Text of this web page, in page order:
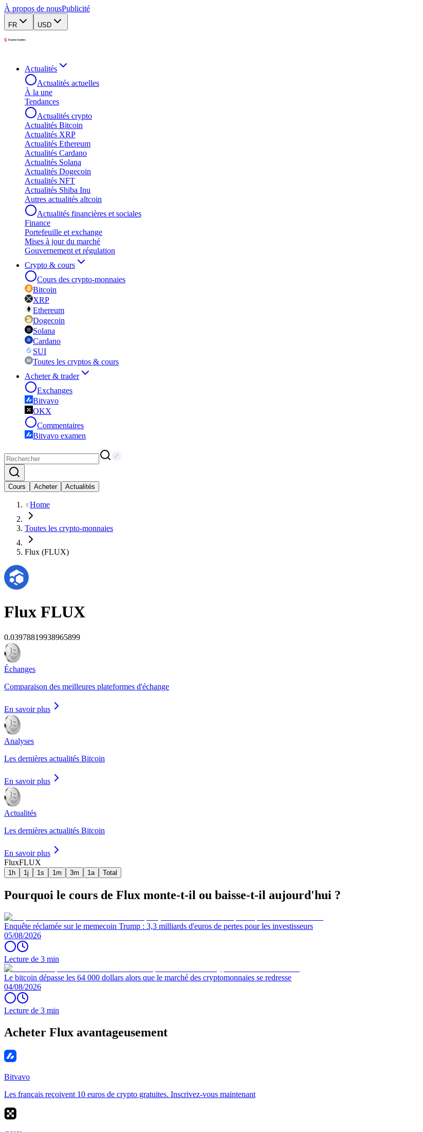
À propos de nousPublicité
FR USD
Actualités
Actualités actuelles
À la une
Tendances
Actualités crypto
Actualités Bitcoin
Actualités XRP
Actualités Ethereum
Actualités Cardano
Actualités Solana
Actualités Dogecoin
Actualités NFT
Actualités Shiba Inu
Autres actualités altcoin
Actualités financières et sociales
Finance
Portefeuille et exchange
Mises à jour du marché
Gouvernement et régulation
Crypto & cours
Cours des crypto-monnaies
Bitcoin
XRP
Ethereum
Dogecoin
Solana
Cardano
SUI
Toutes les cryptos & cours
Acheter & trader
Exchanges
Bitvavo
OKX
Commentaires
Bitvavo examen
Cours Acheter Actualités
Home
Toutes les crypto-monnaies
Flux (FLUX)
Flux FLUX
0.03978819938965899
Échanges
Comparaison des meilleures plateformes d'échange
En savoir plus
Analyses
Les dernières actualités Bitcoin
En savoir plus
Actualités
Les dernières actualités Bitcoin
En savoir plus
FluxFLUX
1h 1j 1s 1m 3m 1a Total
Pourquoi le cours de Flux monte-t-il ou baisse-t-il aujourd'hui ?
Enquête réclamée sur le memecoin Trump : 3,3 milliards d'euros de pertes pour les investisseurs
05/08/2026
Lecture de 3 min
Le bitcoin dépasse les 64 000 dollars alors que le marché des cryptomonnaies se redresse
04/08/2026
Lecture de 3 min
Acheter Flux avantageusement
Bitvavo
Les français reçoivent 10 euros de crypto gratuites. Inscrivez-vous maintenant